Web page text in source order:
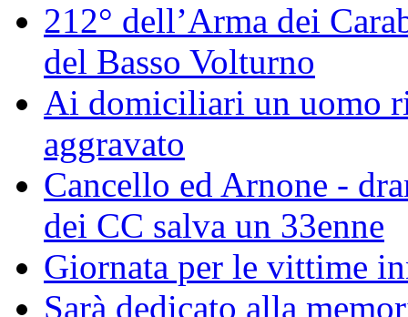
212° dell’Arma dei
del Basso Volturno
Ai domiciliari un uomo
aggravato
Cancello ed Arnone -
dei CC salva un 33enne
Giornata per le vittime
Sarà dedicato alla